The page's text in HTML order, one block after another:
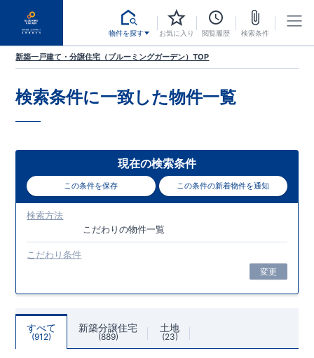
物件を探す お気に入り 閲覧履歴 検索条件
新築一戸建て・分譲住宅（ブルーミングガーデン）TOP
検索条件に一致した物件一覧
現在の検索条件
この条件を保存 この条件の新着物件を通知
検索方法
こだわりの物件一覧
こだわり条件
変更
すべて
912
新築分譲住宅
889
土地
23